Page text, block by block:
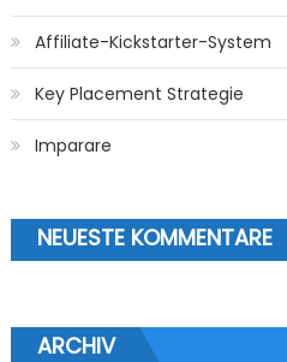
Affiliate-Kickstarter-System
Key Placement Strategie
Imparare
NEUESTE KOMMENTARE
ARCHIV